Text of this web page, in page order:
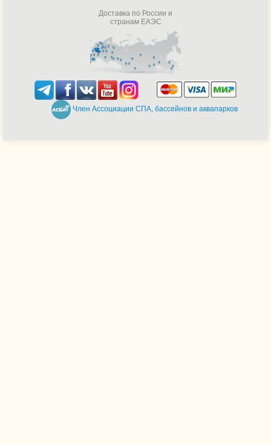
Доставка по России и
странам ЕАЭС
Член Ассоциации СПА, бассейнов и аквапарков